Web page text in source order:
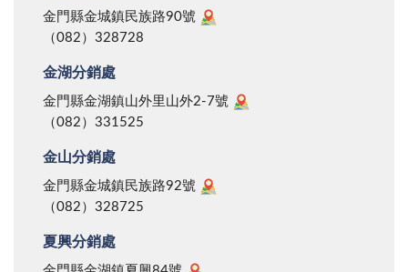
金門縣金城鎮民族路90號
（082）328728
金湖分銷處
金門縣金湖鎮山外里山外2-7號
（082）331525
金山分銷處
金門縣金城鎮民族路92號
（082）328725
夏興分銷處